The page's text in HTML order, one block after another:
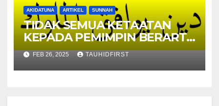
AKIDATUNA ARTIKEL SUNNAH
TIDAK SEMUA KETAATAN
KEPADA PEMIMPIN BERARTI
IRJA’ II MENDUDUKKAN
ATSAR NADHR BIN SYUMAIL
YANG DIANDAKLAH KAUM
FEB 26, 2025 TAUHIDFIRST